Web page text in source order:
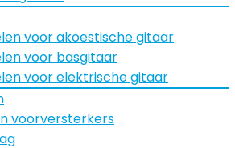
voor akoestische gitaar
voor basgitaar
voor elektrische gitaar
voorversterkers